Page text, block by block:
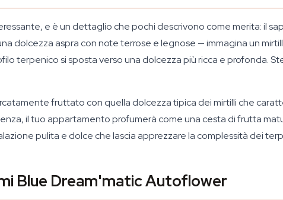
e è un dettaglio che pochi descrivono come merita: il
dolcezza aspra con note terrose e legnose — immagina un
terpenico si sposta verso una dolcezza più ricca e profonda.
fruttato con quella dolcezza tipica dei mirtilli che
il tuo appartamento profumerà come una cesta di frutta
pulita e dolce che lascia apprezzare la complessità dei
Blue Dream'matic Autoflower